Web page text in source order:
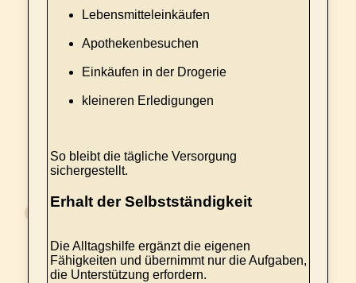
Lebensmitteleinkäufen
Apothekenbesuchen
Einkäufen in der Drogerie
kleineren Erledigungen
So bleibt die tägliche Versorgung
sichergestellt.
Erhalt der Selbstständigkeit
Die Alltagshilfe ergänzt die eigenen
Fähigkeiten und übernimmt nur die Aufgaben,
die Unterstützung erfordern.